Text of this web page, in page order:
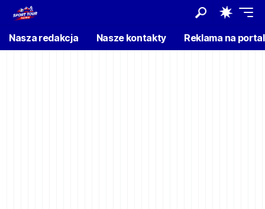
Nasza redakcja Nasze kontakty Reklama na